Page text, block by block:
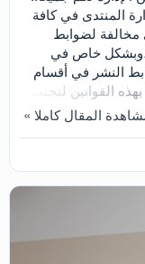
المنتدى في كافة
مخالفة لضوابط
،وبشكل خاص في
النشر في أقسام
القوانين لتجنب
إدارية أكثر
الرجاء من الكل
الآتية : اولا
وضع لينكات
المقال كاملا »